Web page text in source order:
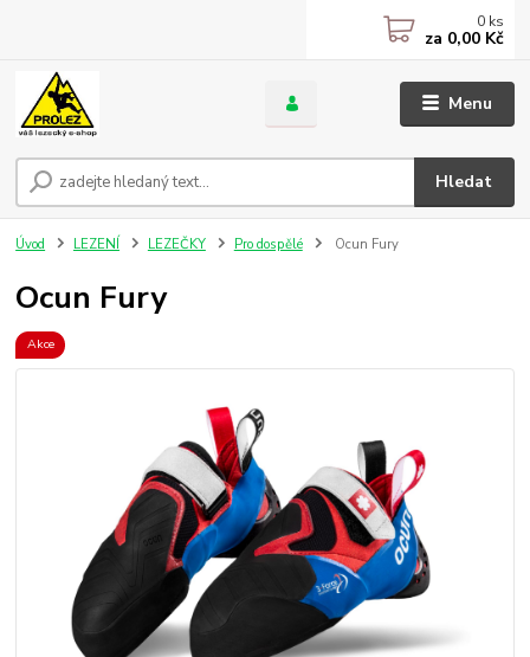
Menu
Hledat
0 ks
za 0,00 Kč
Úvod LEZENÍ LEZEČKY Pro dospělé Ocun Fury
Ocun Fury
Akce